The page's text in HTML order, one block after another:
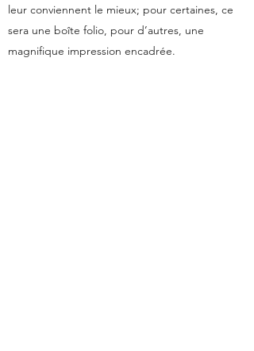
leur conviennent le mieux; pour certaines, ce
sera une boîte folio, pour d’autres, une
magnifique impression encadrée.